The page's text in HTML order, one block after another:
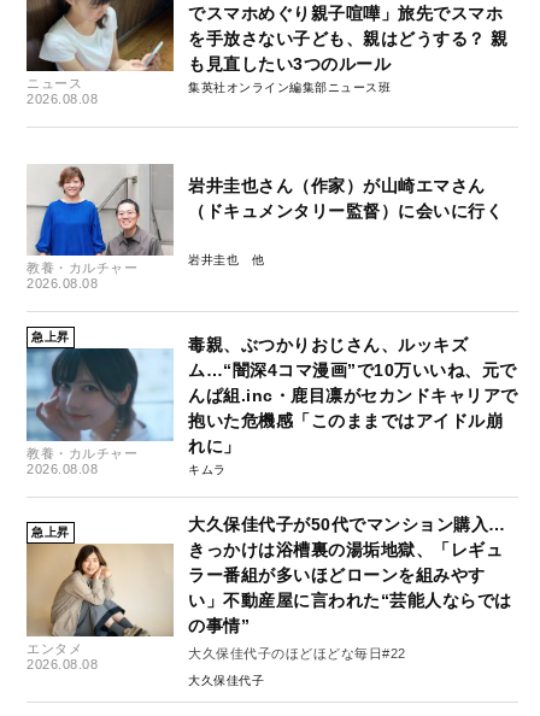
ニュース
2026.08.08
でスマホめぐり親子喧嘩」旅先でスマホ
を手放さない子ども、親はどうする？ 親
も見直したい3つのルール
集英社オンライン編集部ニュース班
教養・カルチャー
2026.08.08
岩井圭也さん（作家）が山崎エマさん
（ドキュメンタリー監督）に会いに行く
岩井圭也
急上昇
教養・カルチャー
2026.08.08
毒親、ぶつかりおじさん、ルッキズ
ム…“闇深4コマ漫画”で10万いいね、元で
んぱ組.inc・鹿目凛がセカンドキャリアで
抱いた危機感「このままではアイドル崩
れに」
キムラ
急上昇
エンタメ
2026.08.08
大久保佳代子が50代でマンション購入…
きっかけは浴槽裏の湯垢地獄、「レギュ
ラー番組が多いほどローンを組みやす
い」不動産屋に言われた“芸能人ならでは
の事情”
大久保佳代子のほどほどな毎日#22
大久保佳代子